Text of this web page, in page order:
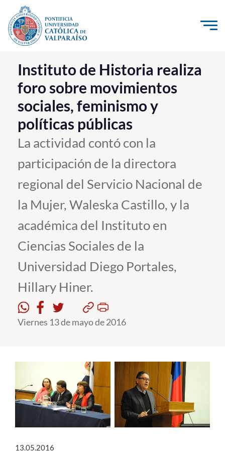
Click acá para ir directamente al contenido
La Universidad
Investigación, Creación e Innovación
PUCV Internacional
Vinculación con el Medio
Admisión
Pregrado
Postgrado
Formación Continua
Estudiantes
Académicos
Funcionarios
Alumni
Instituto de Historia realiza
foro sobre movimientos
sociales, feminismo y
políticas públicas
La actividad contó con la
participación de la directora
regional del Servicio Nacional de
la Mujer, Waleska Castillo, y la
académica del Instituto en
Ciencias Sociales de la
Universidad Diego Portales,
Hillary Hiner.
Viernes 13 de mayo de 2016
13.05.2016